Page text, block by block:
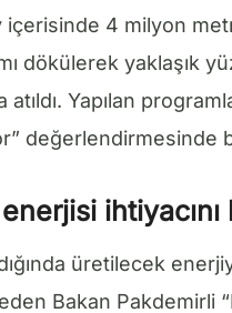
içerisinde 4 milyon
dökülerek yaklaşık
Yapılan
değerlendirmesinde
ihtiyacını
üretilecek
eden Bakan Pakdemirli